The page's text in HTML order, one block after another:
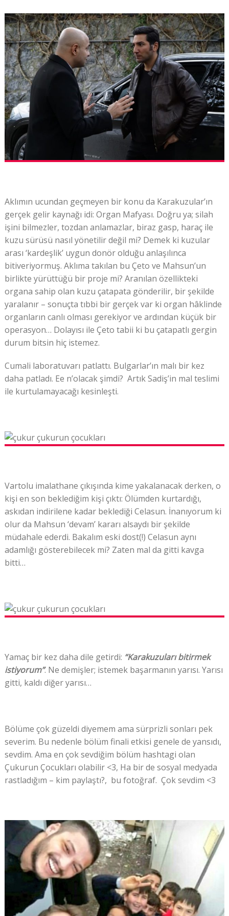
Aklımın ucundan geçmeyen bir konu da Karakuzular’ın
gerçek gelir kaynağı idi: Organ Mafyası. Doğru ya; silah
işini bilmezler, tozdan anlamazlar, biraz gasp, haraç ile
kuzu sürüsü nasıl yönetilir değil mi? Demek ki kuzular
arası ‘kardeşlik’ uygun donör olduğu anlaşılınca
bitiveriyormuş. Aklıma takılan bu Çeto ve Mahsun’un
birlikte yürüttüğü bir proje mi? Aranılan özellikteki
organa sahip olan kuzu çatapata gönderilir, bir şekilde
yaralanır – sonuçta tıbbi bir gerçek var ki organ hâklinde
organların canlı olması gerekiyor ve ardından küçük bir
operasyon… Dolayısı ile Çeto tabii ki bu çatapatlı gergin
durum bitsin hiç istemez.
Cumali laboratuvarı patlattı. Bulgarlar’ın malı bir kez
daha patladı. Ee n’olacak şimdi? Artık Sadiş’in mal teslimi
ile kurtulamayacağı kesinleşti.
Vartolu imalathane çıkışında kime yakalanacak derken, o
kişi en son beklediğim kişi çıktı: Ölümden kurtardığı,
askıdan indirilene kadar beklediği Celasun. İnanıyorum ki
olur da Mahsun ‘devam’ kararı alsaydı bir şekilde
müdahale ederdi. Bakalım eski dost(!) Celasun aynı
adamlığı gösterebilecek mi? Zaten mal da gitti kavga
bitti…
Yamaç bir kez daha dile getirdi: “Karakuzuları bitirmek
istiyorum”. Ne demişler; istemek başarmanın yarısı. Yarısı
gitti, kaldı diğer yarısı…
Bölüme çok güzeldi diyemem ama sürprizli sonları pek
severim. Bu nedenle bölüm finali etkisi genele de yansıdı,
sevdim. Ama en çok sevdiğim bölüm hashtagi olan
Çukurun Çocukları olabilir <3, Ha bir de sosyal medyada
rastladığım – kim paylaştı?, bu fotoğraf. Çok sevdim <3